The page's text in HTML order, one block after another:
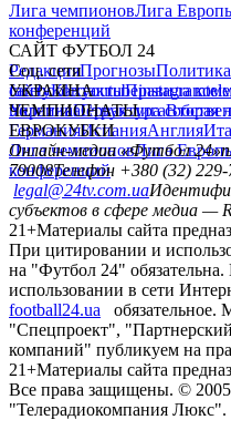
Лига чемпионовЛига
конференций
САЙТ ФУТБОЛ 24
РедакцияПрогнозы
сайтуКонтактыПравила
политикаСтруктура
Соц. сети
facebookxyoutubeinstagram
УКРАИНА
УкраинаПервая лигаВторая
ЧЕМПИОНАТЫ
ГерманияИспанияАнглия
ЕВРОКУБКИ
Лига чемпионовЛига
конференций
Онлайн-медиа «Футбол 24»
79008Телефон +380 (32) 229-
legal@24tv.com.ua
субъектов в сфере медиа —
21+Материалы сайта
При цитировании и
на "Футбол 24"
использовании в сети
football24.ua
обязательное.
"Спецпроект",
компаний" публикуем на
21+Материалы сайта
Все права защищены. ©
"Телерадиокомпания